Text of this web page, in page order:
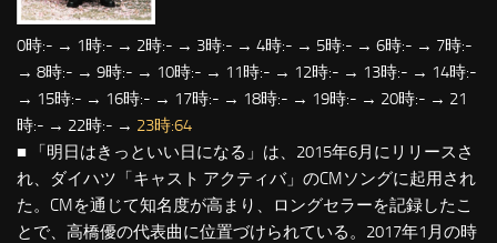
0時:- → 1時:- → 2時:- → 3時:- → 4時:- → 5時:- → 6時:- → 7時:-
→ 8時:- → 9時:- → 10時:- → 11時:- → 12時:- → 13時:- → 14時:-
→ 15時:- → 16時:- → 17時:- → 18時:- → 19時:- → 20時:- → 21
時:- → 22時:- → 23時:64
■ 「明日はきっといい日になる」は、2015年6月にリリースさ
れ、ダイハツ「キャスト アクティバ」のCMソングに起用され
た。CMを通じて知名度が高まり、ロングセラーを記録したこ
とで、高橋優の代表曲に位置づけられている。2017年1月の時